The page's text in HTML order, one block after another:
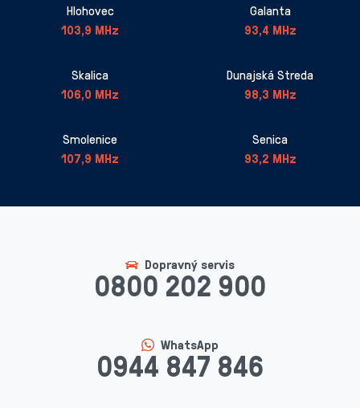
Hlohovec
103,9 MHz
Galanta
93,4 MHz
Skalica
106,0 MHz
Dunajská Streda
98,3 MHz
Smolenice
107,9 MHz
Senica
93,2 MHz
Dopravný servis
0800 202 900
WhatsApp
0944 847 846